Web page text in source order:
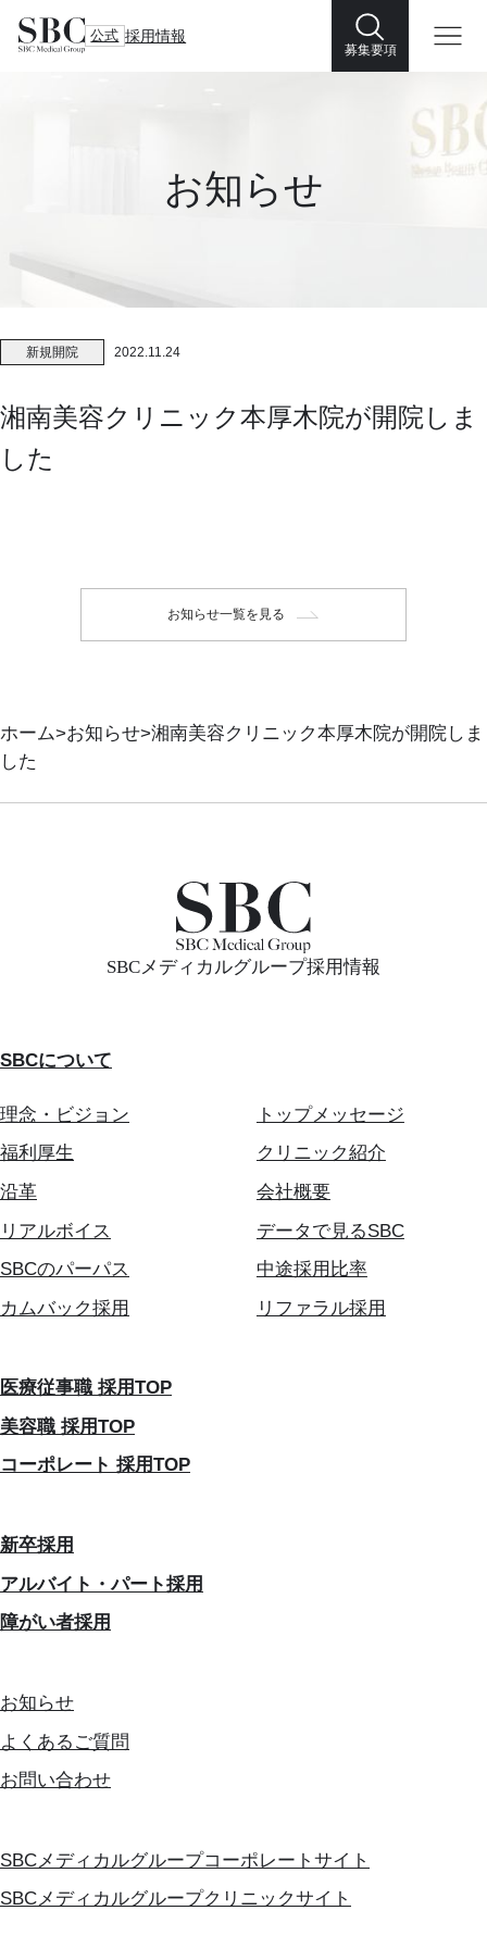
公式 採用情報
募集要項
お知らせ
新規開院 2022.11.24
湘南美容クリニック本厚木院が開院しま
した
お知らせ一覧を見る
ホーム お知らせ 湘南美容クリニック本厚木院が開院しま
した
SBCメディカルグループ採用情報
SBCについて
理念・ビジョン
トップメッセージ
福利厚生
クリニック紹介
沿革
会社概要
リアルボイス
データで見るSBC
SBCのパーパス
中途採用比率
カムバック採用
リファラル採用
医療従事職 採用TOP
美容職 採用TOP
コーポレート 採用TOP
新卒採用
アルバイト・パート採用
障がい者採用
お知らせ
よくあるご質問
お問い合わせ
SBCメディカルグループコーポレートサイト
SBCメディカルグループクリニックサイト